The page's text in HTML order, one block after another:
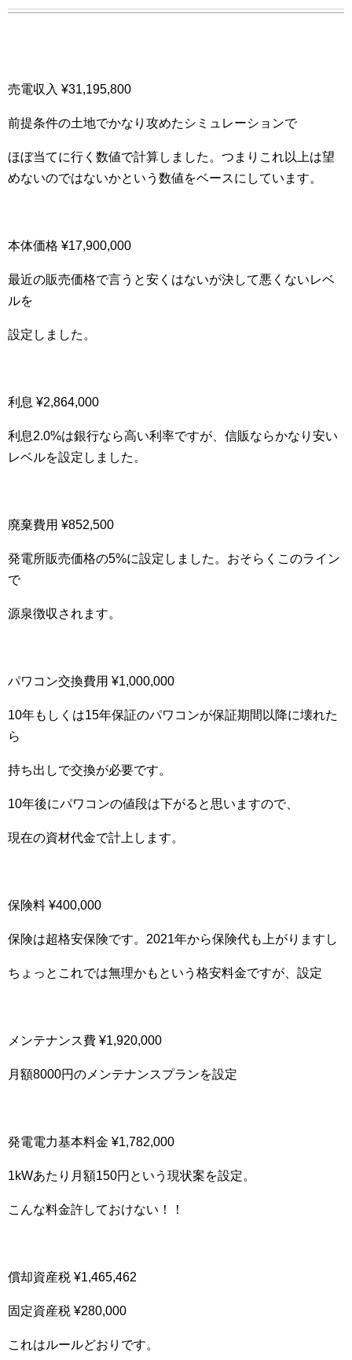
売電収入 ¥31,195,800
前提条件の土地でかなり攻めたシミュレーションで
ほぼ当てに行く数値で計算しました。つまりこれ以上は望
めないのではないかという数値をベースにしています。
本体価格 ¥17,900,000
最近の販売価格で言うと安くはないが決して悪くないレベ
ルを
設定しました。
利息 ¥2,864,000
利息2.0%は銀行なら高い利率ですが、信販ならかなり安い
レベルを設定しました。
廃棄費用 ¥852,500
発電所販売価格の5%に設定しました。おそらくこのライン
で
源泉徴収されます。
パワコン交換費用 ¥1,000,000
10年もしくは15年保証のパワコンが保証期間以降に壊れた
ら
持ち出しで交換が必要です。
10年後にパワコンの値段は下がると思いますので、
現在の資材代金で計上します。
保険料 ¥400,000
保険は超格安保険です。2021年から保険代も上がりますし
ちょっとこれでは無理かもという格安料金ですが、設定
メンテナンス費 ¥1,920,000
月額8000円のメンテナンスプランを設定
発電電力基本料金 ¥1,782,000
1kWあたり月額150円という現状案を設定。
こんな料金許しておけない！！
償却資産税 ¥1,465,462
固定資産税 ¥280,000
これはルールどおりです。